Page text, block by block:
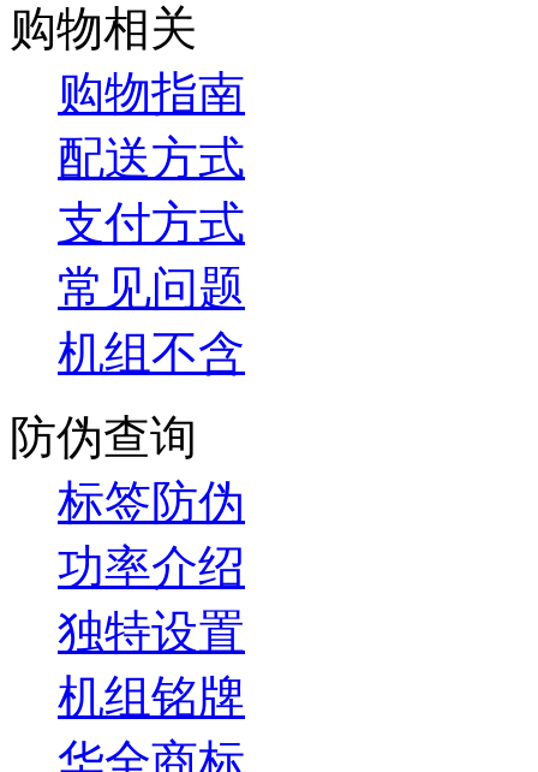
购物相关
购物指南
配送方式
支付方式
常见问题
机组不含
防伪查询
标签防伪
功率介绍
独特设置
机组铭牌
华全商标